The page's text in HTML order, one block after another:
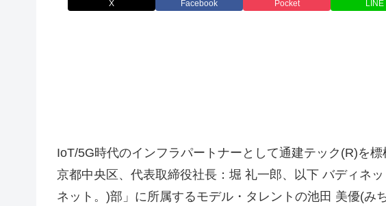
X Facebook Pocket LINE
IoT/5G時代のインフラパートナーとして通建テック(R)を
京都中央区、代表取締役社長：堀 礼一郎、以下 バディネ
ネット。)部」に所属するモデル・タレントの池田 美優(み